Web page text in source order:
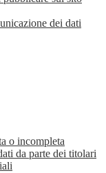
dei dati
o incompleta
da parte dei titolari